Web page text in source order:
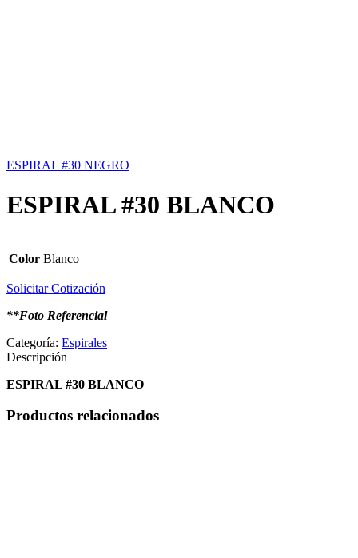
ESPIRAL #30 NEGRO
ESPIRAL #30 BLANCO
Color Blanco
Solicitar Cotización
**Foto Referencial
Categoría: Espirales
Descripción
ESPIRAL #30 BLANCO
Productos relacionados